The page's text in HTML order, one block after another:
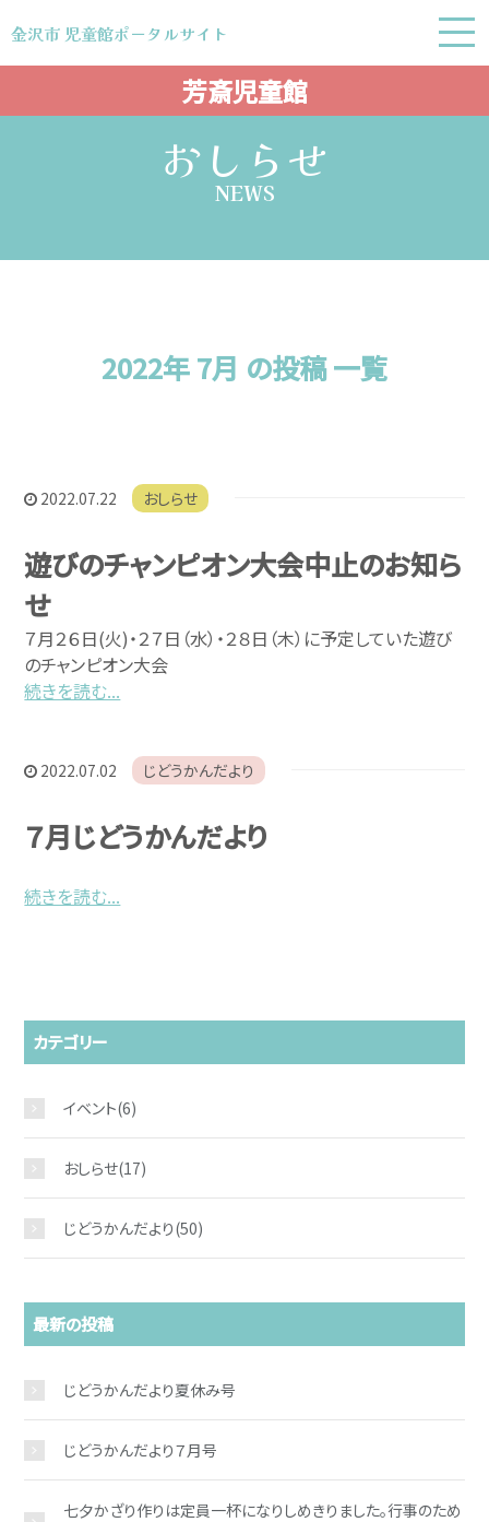
金沢市 児童館ポータルサイト
金沢市 児童館ポータルサイト
お問い合わせ
おしらせ
NEWS
2022年 7月 の投稿 一覧
2022.07.22 おしらせ
遊びのチャンピオン大会中止のお知ら
せ
７月２６日(火)・２７日（水）・２８日（木）に予定していた遊び
のチャンピオン大会
続きを読む...
2022.07.02 じどうかんだより
７月じどうかんだより
続きを読む...
カテゴリー
イベント(6)
おしらせ(17)
じどうかんだより(50)
最新の投稿
じどうかんだより夏休み号
じどうかんだより７月号
七夕かざり作りは定員一杯になりしめきりました。行事のため
芳斎児童館